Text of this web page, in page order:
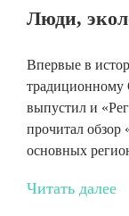
Люди,
Впервые в
традиционному
выпустил и
прочитал обзор
основных
Читать далее